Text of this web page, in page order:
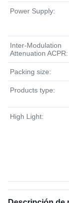
Power Supply:
Inter-Modulation
Attenuation ACPR:
Packing size:
Products type:
High Light: